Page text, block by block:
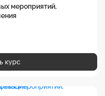
мероприятий,
курс